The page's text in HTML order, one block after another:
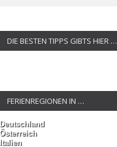
DIE BESTEN TIPPS GIBTS HIER …
FERIENREGIONEN IN …
Deutschland
Österreich
Italien